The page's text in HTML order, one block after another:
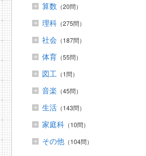
算数 （20問）
理科（275問）
社会 （187問）
体育（55問）
図工 （1問）
音楽 （45問）
生活（143問）
家庭科（10問）
その他（104問）